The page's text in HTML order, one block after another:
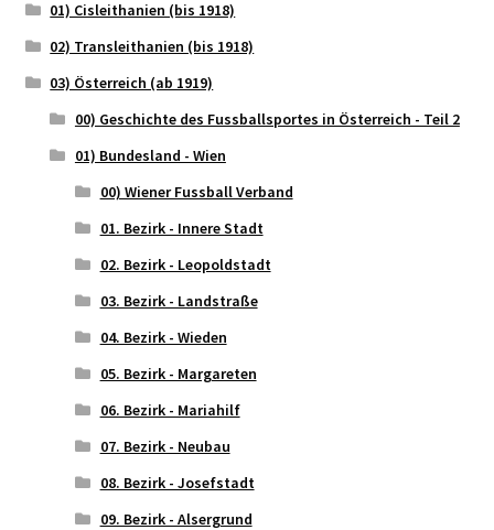
01) Cisleithanien (bis 1918)
02) Transleithanien (bis 1918)
03) Österreich (ab 1919)
00) Geschichte des Fussballsportes in Österreich - Teil 2
01) Bundesland - Wien
00) Wiener Fussball Verband
01. Bezirk - Innere Stadt
02. Bezirk - Leopoldstadt
03. Bezirk - Landstraße
04. Bezirk - Wieden
05. Bezirk - Margareten
06. Bezirk - Mariahilf
07. Bezirk - Neubau
08. Bezirk - Josefstadt
09. Bezirk - Alsergrund